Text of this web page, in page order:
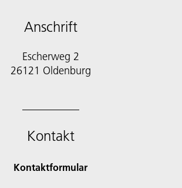
Anschrift
Escherweg 2
Kontakt
Kontaktformular